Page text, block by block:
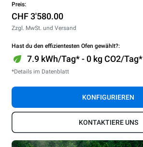
Preis:
CHF 3'580.00
Zzgl. MwSt. und Versand
Hast du den effizientesten Ofen gewählt?:
7.9 kWh/Tag* - 0 kg CO2/Tag*
*Details im Datenblatt
KONFIGURIEREN
KONTAKTIERE UNS